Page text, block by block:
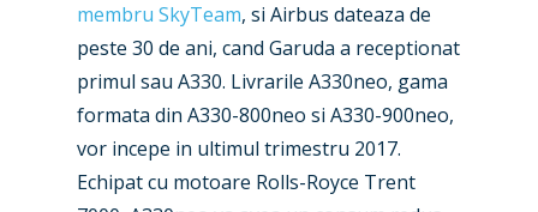
membru SkyTeam, si Airbus dateaza de
peste 30 de ani, cand Garuda a receptionat
primul sau A330. Livrarile A330neo, gama
formata din A330-800neo si A330-900neo,
vor incepe in ultimul trimestru 2017.
Echipat cu motoare Rolls-Royce Trent
Industry
Accidents / Incidents
Airshows
Dubai 2025
Paris 2025
Business Jets
Military